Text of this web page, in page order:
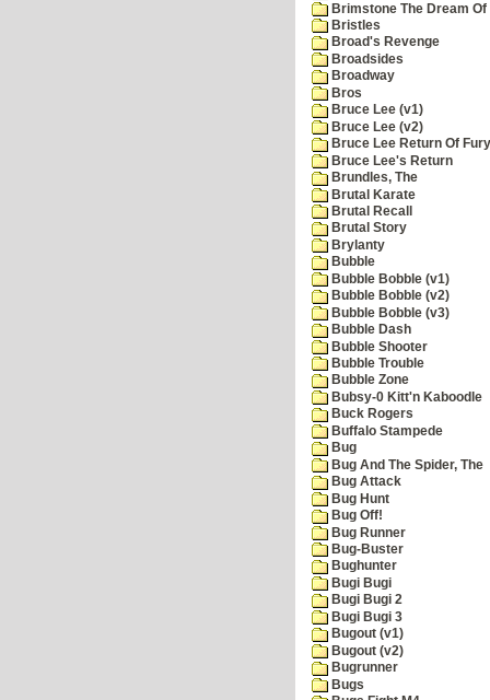
Brimstone The Dream Of
Bristles
Broad's Revenge
Broadsides
Broadway
Bros
Bruce Lee (v1)
Bruce Lee (v2)
Bruce Lee Return Of Fury
Bruce Lee's Return
Brundles, The
Brutal Karate
Brutal Recall
Brutal Story
Brylanty
Bubble
Bubble Bobble (v1)
Bubble Bobble (v2)
Bubble Bobble (v3)
Bubble Dash
Bubble Shooter
Bubble Trouble
Bubble Zone
Bubsy-0 Kitt'n Kaboodle
Buck Rogers
Buffalo Stampede
Bug
Bug And The Spider, The
Bug Attack
Bug Hunt
Bug Off!
Bug Runner
Bug-Buster
Bughunter
Bugi Bugi
Bugi Bugi 2
Bugi Bugi 3
Bugout (v1)
Bugout (v2)
Bugrunner
Bugs